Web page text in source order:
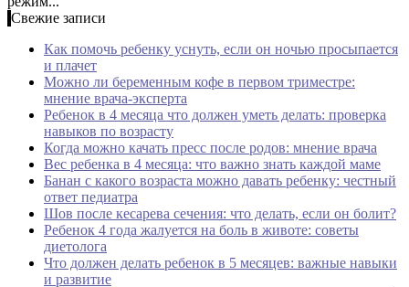
Свежие записи
Как помочь ребенку уснуть, если он ночью просыпается
и плачет
Можно ли беременным кофе в первом триместре:
мнение врача-эксперта
Ребенок в 4 месяца что должен уметь делать: проверка
навыков по возрасту
Когда можно качать пресс после родов: мнение врача
Вес ребенка в 4 месяца: что важно знать каждой маме
Банан с какого возраста можно давать ребенку: честный
ответ педиатра
Шов после кесарева сечения: что делать, если он болит?
Ребенок 4 года жалуется на боль в животе: советы
диетолога
Что должен делать ребенок в 5 месяцев: важные навыки
и развитие